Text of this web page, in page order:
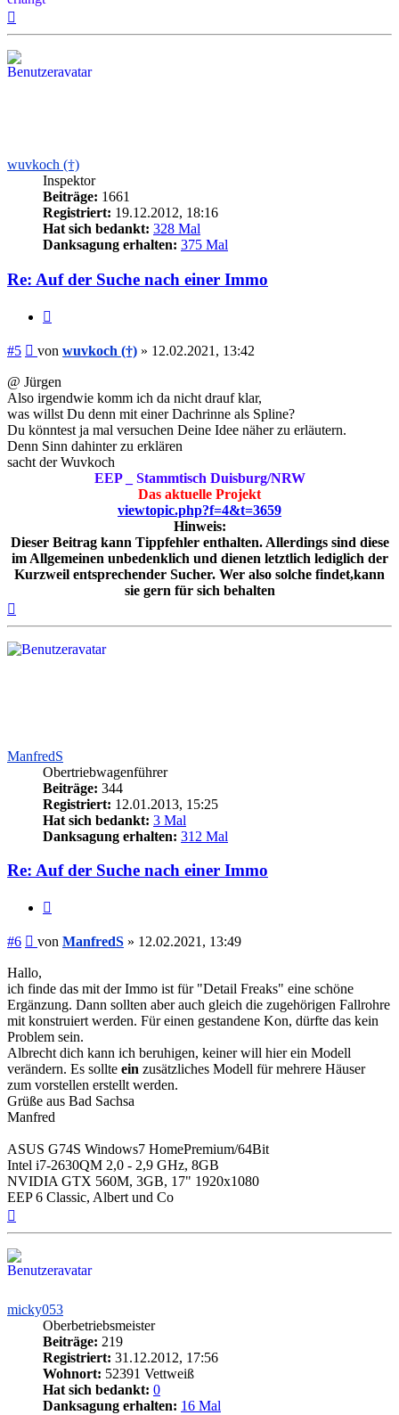
wuvkoch (†)
Inspektor
Beiträge: 1661
Registriert: 19.12.2012, 18:16
Hat sich bedankt: 328 Mal
Danksagung erhalten: 375 Mal
Re: Auf der Suche nach einer Immo
#5 Beitrag
von wuvkoch (†) » 12.02.2021, 13:42
@ Jürgen
Also irgendwie komm ich da nicht drauf klar,
was willst Du denn mit einer Dachrinne als Spline?
Du könntest ja mal versuchen Deine Idee näher zu erläutern.
Denn Sinn dahinter zu erklären
sacht der Wuvkoch
EEP _ Stammtisch Duisburg/NRW
Das aktuelle Projekt
viewtopic.php?f=4&t=3659
Hinweis:
Dieser Beitrag kann Tippfehler enthalten. Allerdings sind diese
im Allgemeinen unbedenklich und dienen letztlich lediglich der
Kurzweil entsprechender Sucher. Wer also solche findet,kann
sie gern für sich behalten
ManfredS
Obertriebwagenführer
Beiträge: 344
Registriert: 12.01.2013, 15:25
Hat sich bedankt: 3 Mal
Danksagung erhalten: 312 Mal
Re: Auf der Suche nach einer Immo
#6 Beitrag
von ManfredS » 12.02.2021, 13:49
Hallo,
ich finde das mit der Immo ist für "Detail Freaks" eine schöne
Ergänzung. Dann sollten aber auch gleich die zugehörigen Fallrohre
mit konstruiert werden. Für einen gestandene Kon, dürfte das kein
Problem sein.
Albrecht dich kann ich beruhigen, keiner will hier ein Modell
verändern. Es sollte ein zusätzliches Modell für mehrere Häuser
zum vorstellen erstellt werden.
Grüße aus Bad Sachsa
Manfred
ASUS G74S Windows7 HomePremium/64Bit
Intel i7-2630QM 2,0 - 2,9 GHz, 8GB
NVIDIA GTX 560M, 3GB, 17" 1920x1080
EEP 6 Classic, Albert und Co
micky053
Oberbetriebsmeister
Beiträge: 219
Registriert: 31.12.2012, 17:56
Wohnort: 52391 Vettweiß
Hat sich bedankt: 0
Danksagung erhalten: 16 Mal